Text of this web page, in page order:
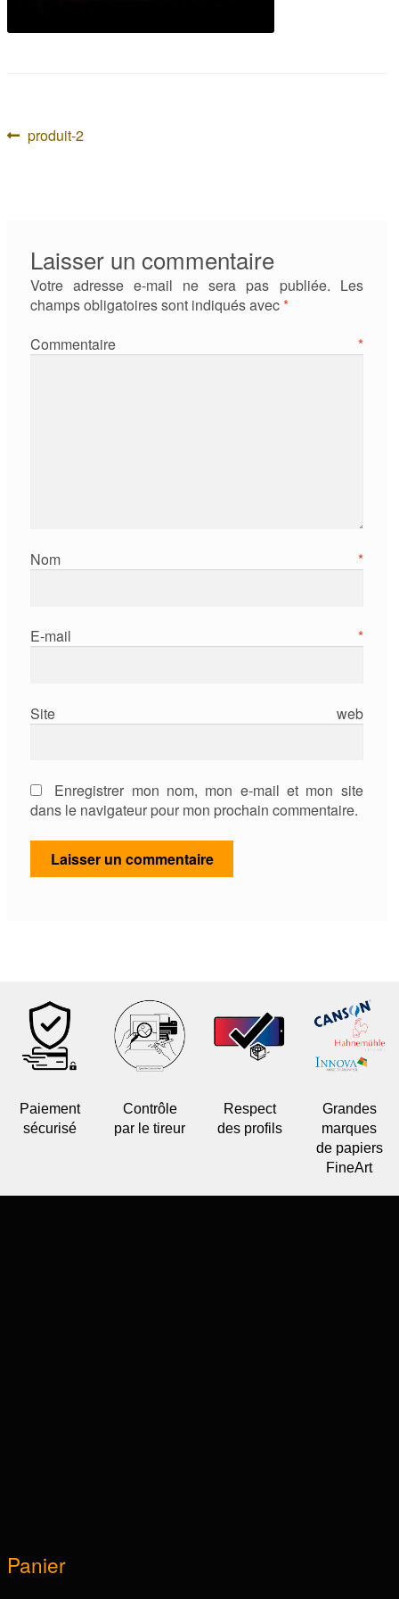
Navigation
Article
produit-2
Laisser un commentaire
Votre adresse e-mail ne sera pas publiée. Les
champs obligatoires sont indiqués avec*
Commentaire *
Nom *
E-mail *
Site web
Enregistrer mon nom, mon e-mail et mon site
dans le navigateur pour mon prochain commentaire.
Paiement
sécurisé
Contrôle
par le tireur
Respect
des profils
Grandes
marques
de papiers
FineArt
Panier